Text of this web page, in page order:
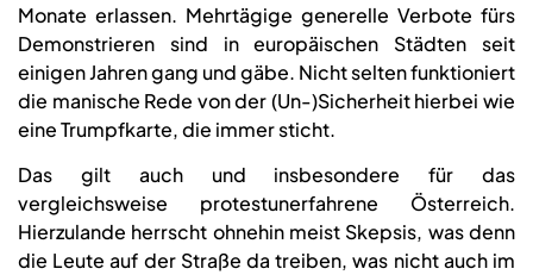
Monate erlassen. Mehrtägige generelle Verbote fürs
Demonstrieren sind in europäischen Städten seit
einigen Jahren gang und gäbe. Nicht selten funktioniert
die manische Rede von der (Un-)Sicherheit hierbei wie
eine Trumpfkarte, die immer sticht.
Das gilt auch und insbesondere für das
vergleichsweise protestunerfahrene Österreich.
Hierzulande herrscht ohnehin meist Skepsis, was denn
die Leute auf der Straße da treiben, was nicht auch im